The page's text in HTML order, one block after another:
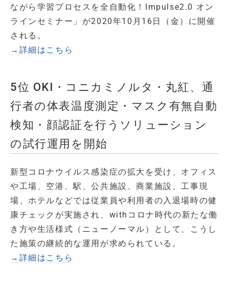
ながら学習プロセスを全自動化！Impulse2.0 オン
ラインセミナー」が2020年10月16日（金）に開催
される。
→詳細はこちら
5位 OKI・コニカミノルタ・丸紅、通
行者の体表温度測定・マスク有無自動
検知・顔認証を行うソリューション
の試行運用を開始
新型コロナウイルス感染症の拡大を受け、オフィス
や工場、空港、駅、公共施設、商業施設、工事現
場、ホテルなどでは従業員や利用者の入退場時の健
康チェックが実施され、withコロナ時代の新たな働
き方や生活様式（ニューノーマル）として、こうし
た施策の継続的な運用が求められている。
→詳細はこちら